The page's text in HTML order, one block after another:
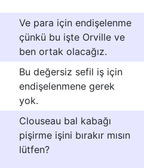
Ve para için endişelenme
çünkü bu işte Orville ve
ben ortak olacağız.
Bu değersiz sefil iş için
endişelenmene gerek
yok.
Clouseau bal kabağı
pişirme işini bırakır mısın
lütfen?